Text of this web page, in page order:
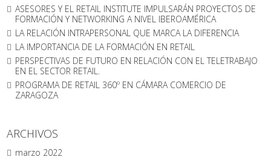
ASESORES Y EL RETAIL INSTITUTE IMPULSARÁN PROYECTOS DE
FORMACIÓN Y NETWORKING A NIVEL IBEROAMÉRICA
LA RELACIÓN INTRAPERSONAL QUE MARCA LA DIFERENCIA
LA IMPORTANCIA DE LA FORMACIÓN EN RETAIL
PERSPECTIVAS DE FUTURO EN RELACIÓN CON EL TELETRABAJO
EN EL SECTOR RETAIL.
PROGRAMA DE RETAIL 360º EN CÁMARA COMERCIO DE
ZARAGOZA
ARCHIVOS
marzo 2022